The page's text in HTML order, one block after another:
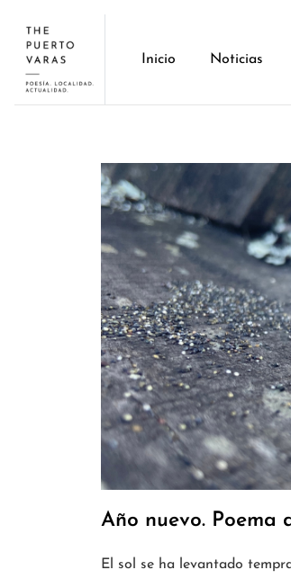
Inicio Noticias
Año nuevo. Poema
El sol se ha levantado